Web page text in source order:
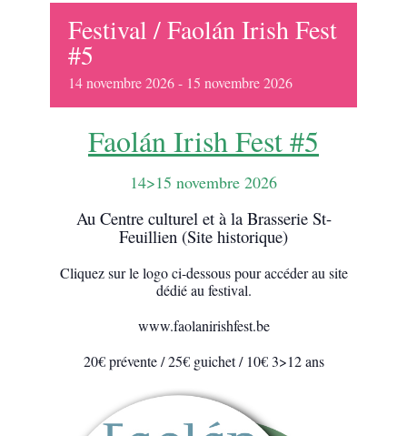
Festival / Faolán Irish Fest
#5
14novembre2026- 15 novembre2026
Faolán Irish Fest #5
14>15 novembre 2026
Au Centre culturel et à la Brasserie St-
Feuillien (Site historique)
Cliquez sur le logo ci-dessous pour accéder au site
dédié au festival.
www.faolanirishfest.be
20€ prévente / 25€ guichet / 10€ 3>12 ans